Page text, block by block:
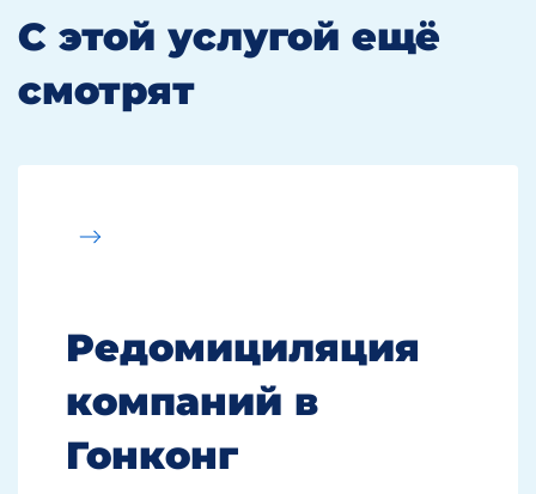
С этой услугой ещё
смотрят
Редомициляция
компаний в
Гонконг